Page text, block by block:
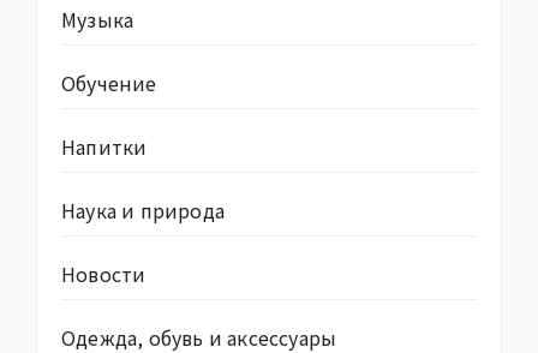
Музыка
Обучение
Напитки
Наука и природа
Новости
Одежда, обувь и аксессуары